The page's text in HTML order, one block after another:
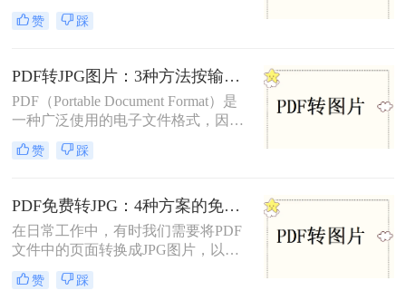
便于在多种设备和平台上进行浏览和
分享。那么pdf怎么转换成jpg图片免
换成JPG图片的方法。
赞 踩
PDF转JPG图片：3种方法按输出质量和批量需求选择！
PDF（Portable Document Format）是
一种广泛使用的电子文件格式，因其
跨平台性和良好的排版效果而受到青
睐。然而，在某些情况下，我们可能
式，以便更方便地在不同设备或软件
上进行查看和编辑。那么pdf怎么转换
成jpg图片呢？本文将介绍四种常用的
将PDF文件转换为JPG图片的方法，
帮助您根据不同的需求选择最合适的
方式。
赞 踩
PDF免费转JPG：4种方案的免费次数、文件限制和效果对照！
在日常工作中，有时我们需要将PDF
文件中的页面转换成JPG图片，以便
在不同的应用场景中使用。那么怎么
把pdf转换成jpg图片免费呢？本文将
赞 踩